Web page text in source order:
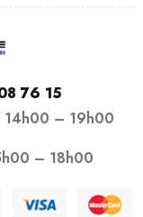
76 15
14h00 – 19h00
– 18h00